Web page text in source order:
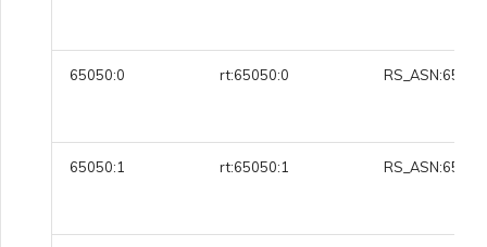
65050:0 rt:65050:0
65050:1 rt:65050:1